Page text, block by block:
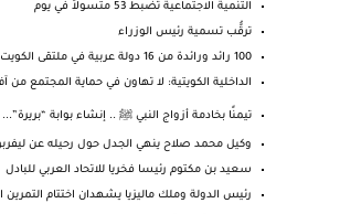
التنمية الاجتماعية تضبط 53 متسولاً في يوم
ترقُّب تسمية رئيس الوزراء
100 رائد ورائدة من 16 دولة عربية في ملتقى الكويت ا...
الداخلية الكويتية: لا تهاون في حماية المجتمع من
تيمنًا بخادمة أزواج النبي ﷺ .. إنشاء بوابة “بريرة”...
وكيل محمد صلاح ينهي الجدل حول رحيله عن
سعيد بن مكتوم رئيسا فخريا للاتحاد العربي للبادل
رئيس الدولة وملك ماليزيا يشهدان اختتام التمرين